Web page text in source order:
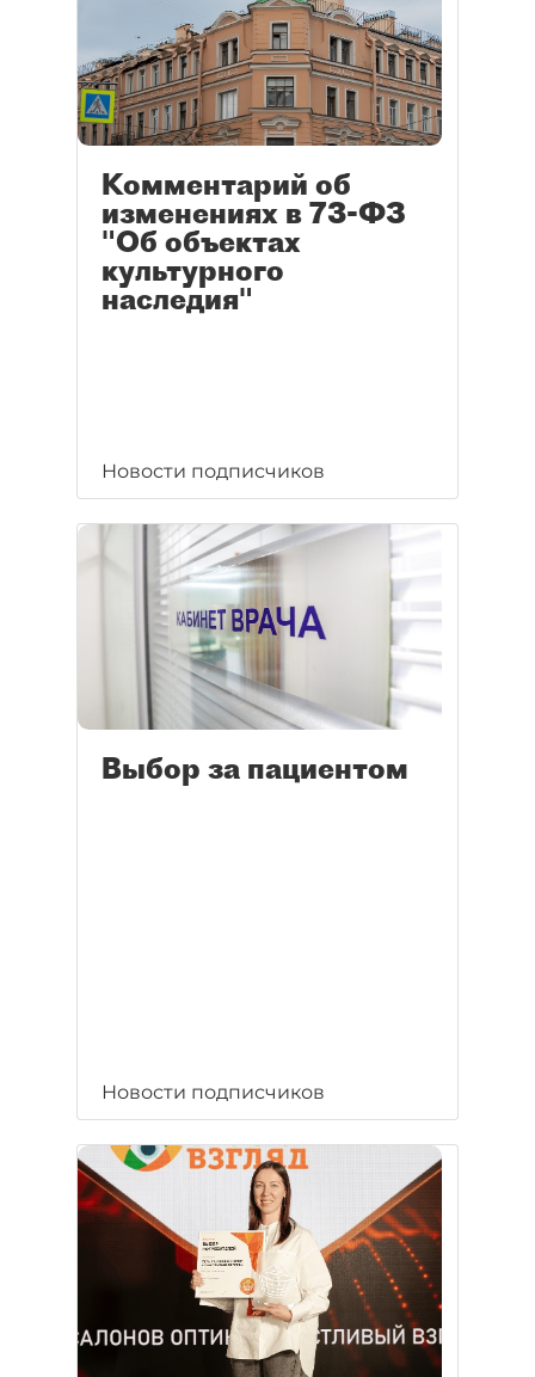
Комментарий об
изменениях в 73-ФЗ
"Об объектах
культурного
наследия"
Новости подписчиков
Выбор за пациентом
Новости подписчиков